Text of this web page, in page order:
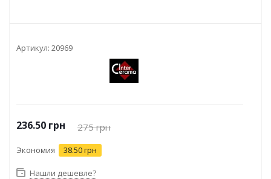
Артикул: 20969
236.50 грн 275грн
Экономия 38.50 грн
Нашли дешевле?